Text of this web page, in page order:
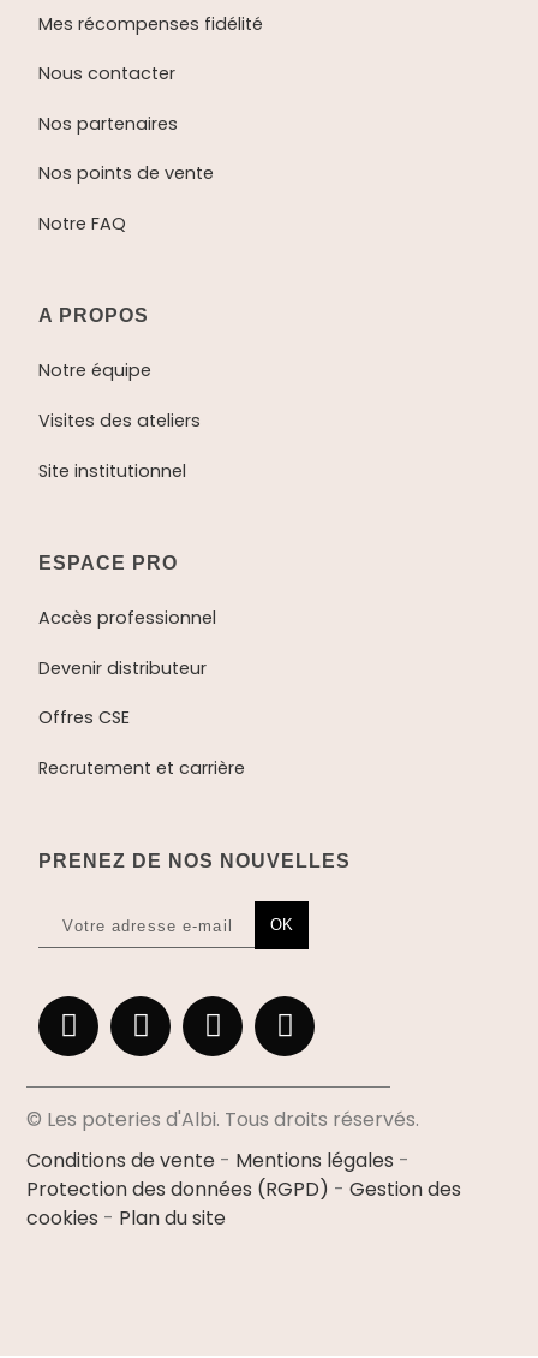
Mes récompenses fidélité
Nous contacter
Nos partenaires
Nos points de vente
Notre FAQ
A PROPOS
Notre équipe
Visites des ateliers
Site institutionnel
ESPACE PRO
Accès professionnel
Devenir distributeur
Offres CSE
Recrutement et carrière
PRENEZ DE NOS NOUVELLES
OK
© Les poteries d'Albi. Tous droits réservés.
Conditions de vente - Mentions légales -
Protection des données (RGPD) -Gestion des
cookies - Plan du site